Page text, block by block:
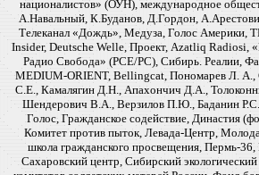
националистов» (ОУН), международное
А.Навальный, К.Буданов, Д.Гордон,
Телеканал «Дождь», Медуза, Голос Америки,
Insider, Deutsche Welle, Проект, Azatliq Radiosi,
Радио Свобода» (PCE/PC), Сибирь. Реалии,
MEDIUM-ORIENT, Bellingcat, Пономарев Л. А.,
С.Е., Камалягин Д.Н., Апахончич Д.А.,
Шендерович В.А., Верзилов П.Ю., Баданин
Голос, Гражданское содействие, Династия
Комитет против пыток, Левада-Центр,
школа гражданского просвещения, Пермь-
Сахаровский центр, Сибирский